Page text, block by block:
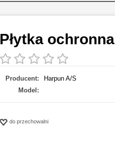
Płytka ochronna
Producent:
Harpun A/S
Model:
do przechowalni